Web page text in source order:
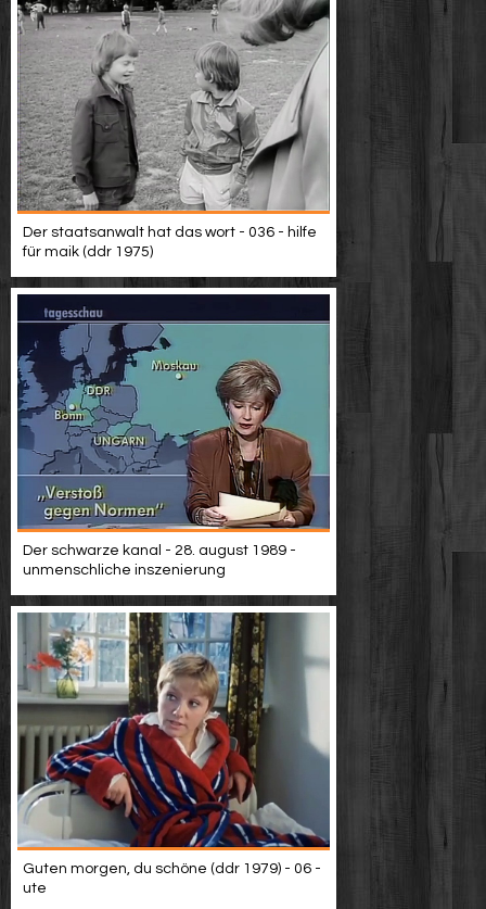
Der staatsanwalt hat das wort - 036 - hilfe
für maik (ddr 1975)
Der schwarze kanal - 28. august 1989 -
unmenschliche inszenierung
Guten morgen, du schöne (ddr 1979) - 06 -
ute